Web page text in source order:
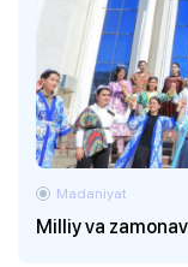
Milliy va
Madaniyat